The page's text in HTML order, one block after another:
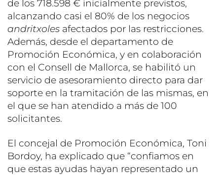
de los 718.598 € inicialmente previstos,
alcanzando casi el 80% de los negocios
andritxoles afectados por las restricciones.
Además, desde el departamento de
Promoción Económica, y en colaboración
con el Consell de Mallorca, se habilitó un
servicio de asesoramiento directo para dar
soporte en la tramitación de las mismas, en
el que se han atendido a más de 100
solicitantes.
El concejal de Promoción Económica, Toni
Bordoy, ha explicado que “confiamos en
que estas ayudas hayan representado un